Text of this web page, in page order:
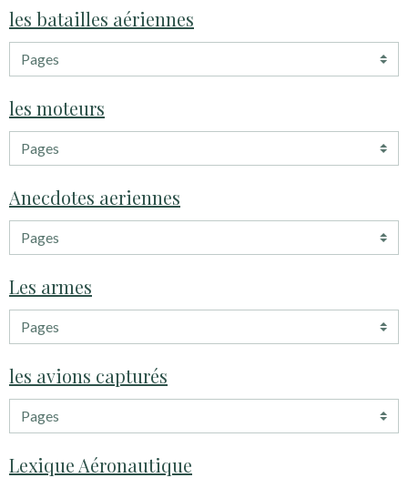
les batailles aériennes
les moteurs
Anecdotes aeriennes
Les armes
les avions capturés
Lexique Aéronautique